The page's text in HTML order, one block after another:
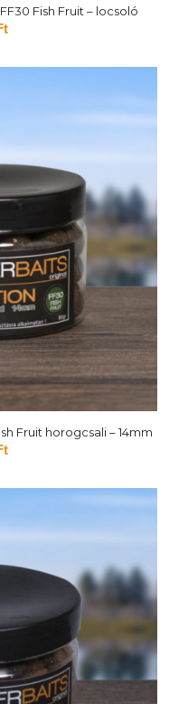
Fish Fruit – locsoló
Fruit horogcsali – 14mm